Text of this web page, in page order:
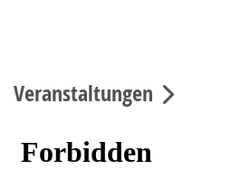
Veranstaltungen